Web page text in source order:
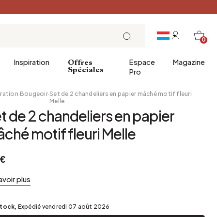
0
salle de bains
Entrée
Salle à manger
Grenier
Inspiration
Petit Déjeuner
Brunch
Table de fête
Offres
Spéciales
Espace
Pro
Magazine
·Bougeoir·Set de 2 chandeliers en papier mâché motif fleuri
Melle
de 2 chandeliers en papier
motif fleuri Melle
plus
Expédié vendredi 07 août 2026